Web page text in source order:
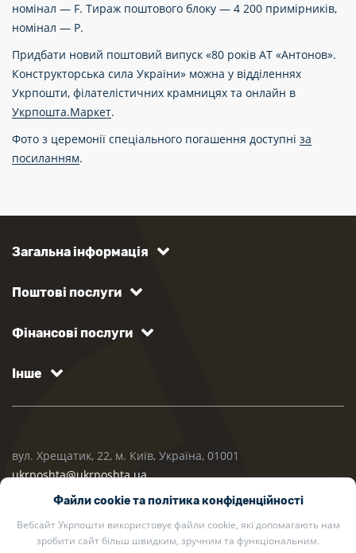
номінал — F. Тираж поштового блоку — 4 200 примірників,
номінал — P.
Придбати новий поштовий випуск «80 років АТ «Антонов».
Конструкторська сила України» можна у відділеннях
Укрпошти, філателістичних крамницях та онлайн в
Укрпошта.Маркет.
Фото з церемонії спеціального погашення доступні за
посиланням.
Файли cookie та політика конфіденційності
Вебсайт Укрпошти використовує файли cookie, які допомагають нам
зробити сайт більш швидким, зручним та функціональним.
Загальна інформація
Поштові послуги
Фінансові послуги
Інше
вул. Хрещатик, 22, м. Київ, Україна, 01001
ukrposhta@ukrposhta.ua